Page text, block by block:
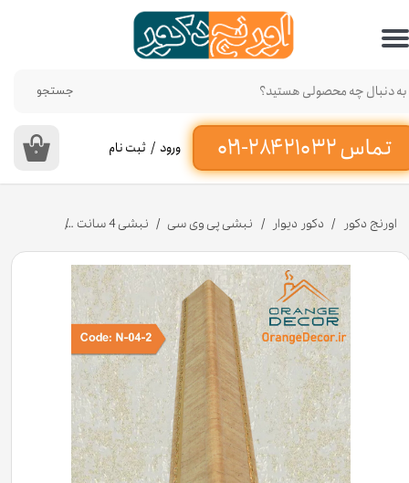
تماس ۳۲ ۲۱۰ ۲۸۴-۰۲۱‌
جستجو
۰ ورود / ثبت نام
حساب کاربری من
تغییر گذر واژه
سفارشات
خروج از حساب کاربری
اورنج دکور دکور دیوار نبشی پی وی سی نبشی 4 سانت